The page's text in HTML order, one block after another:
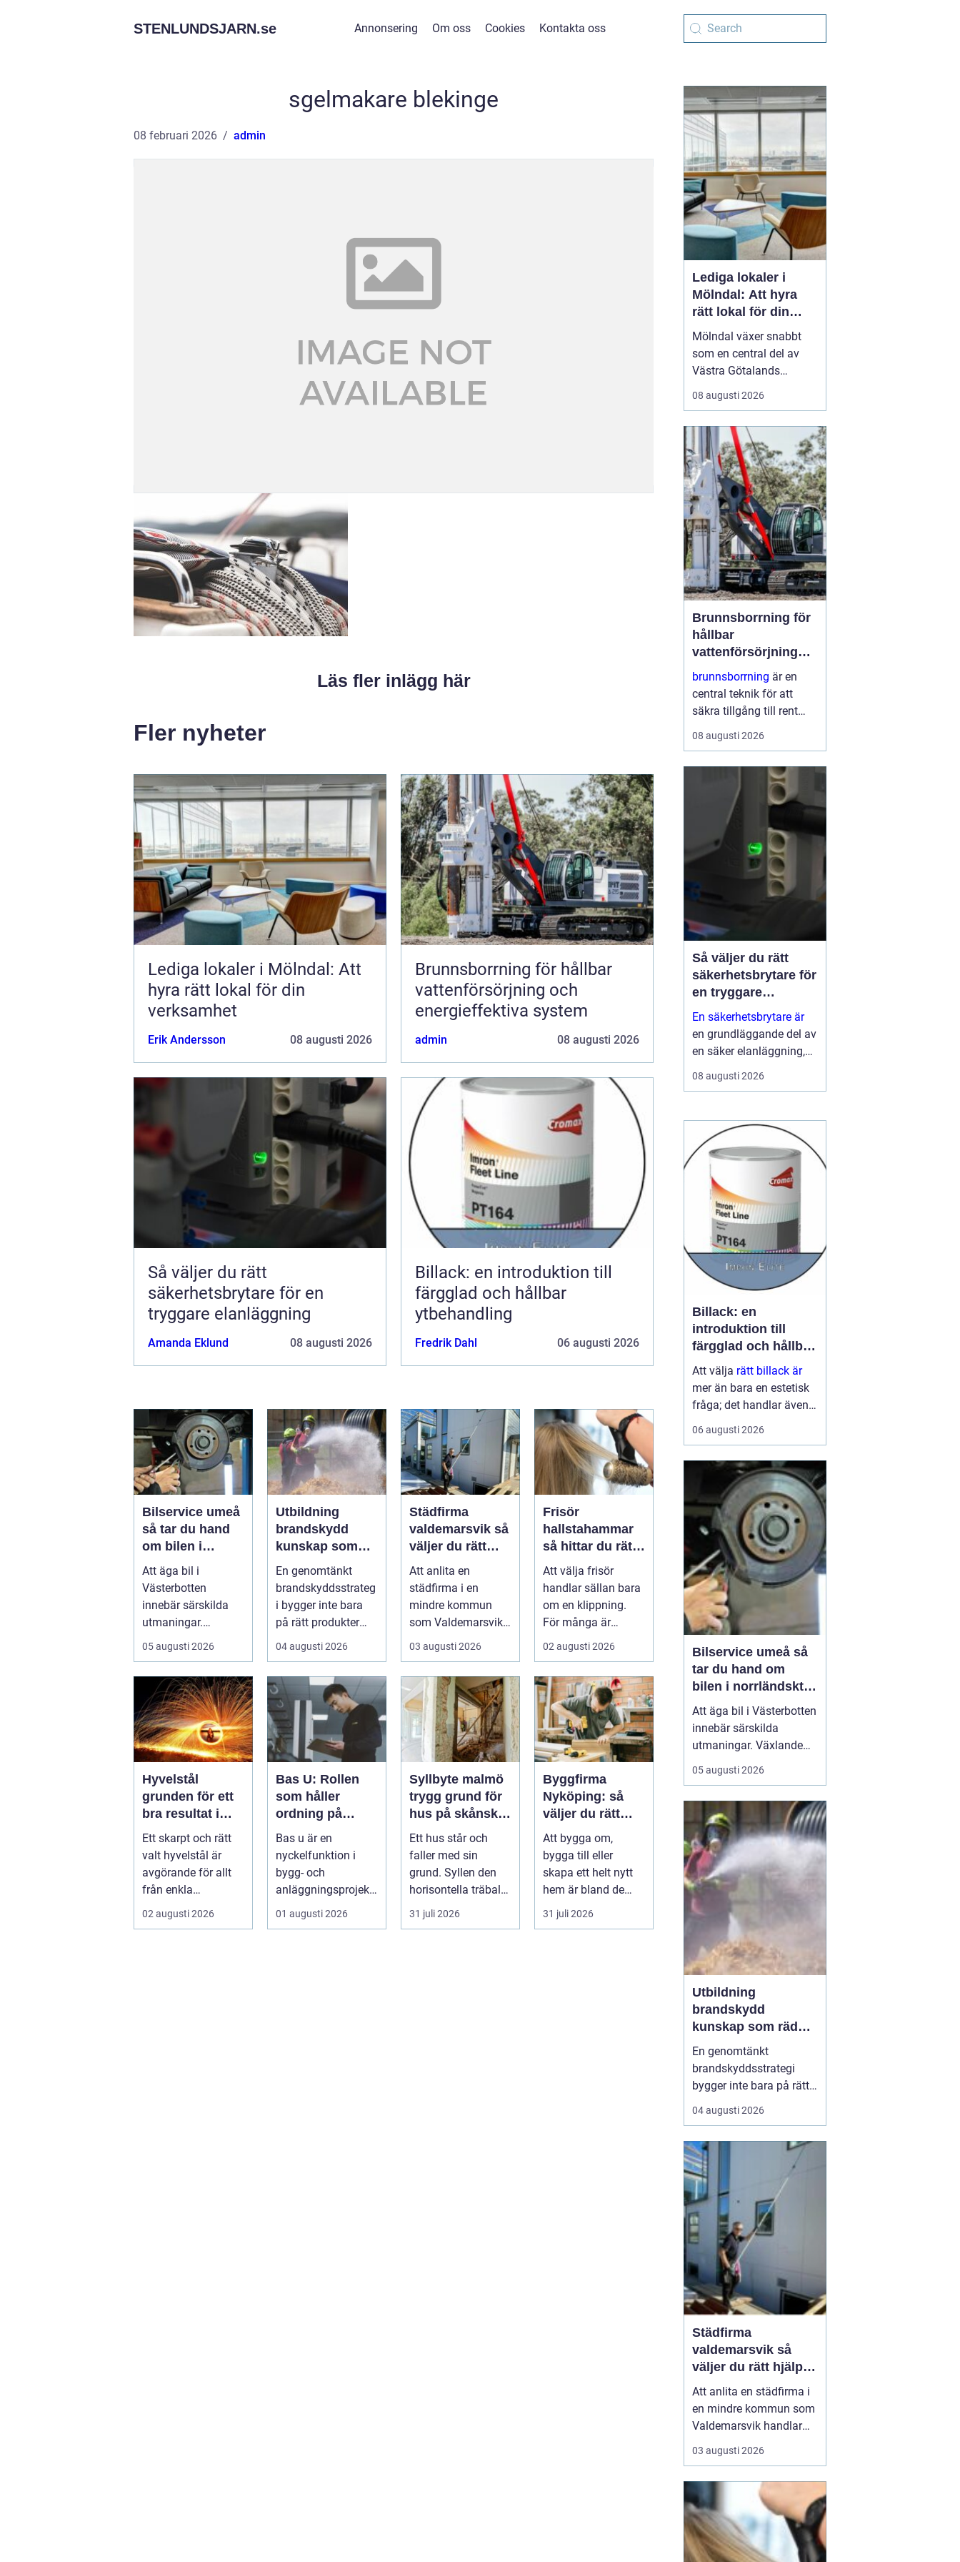
STENLUNDSJARN.se Annonsering Om oss Cookies Kontakta oss
sgelmakare blekinge
08 februari 2026 admin
Läs fler inlägg här
Fler nyheter
Lediga lokaler i Mölndal: Att
hyra rätt lokal för din
verksamhet
Erik Andersson 08 augusti 2026
Brunnsborrning för hållbar
vattenförsörjning och
energieffektiva system
admin 08 augusti 2026
Så väljer du rätt
säkerhetsbrytare för en
tryggare elanläggning
Amanda Eklund 08 augusti 2026
Billack: en introduktion till
färgglad och hållbar
ytbehandling
Fredrik Dahl 06 augusti 2026
Bilservice umeå
så tar du hand
om bilen i
norrländskt
klimat
Att äga bil i
Västerbotten
innebär särskilda
utmaningar.
Växlande
temperaturer,
vägsalt, grus,
snösl...
05 augusti 2026
Utbildning
brandskydd
kunskap som
räddar liv och
skyddar
verksamheter
En genomtänkt
brandskyddsstrateg
i bygger inte bara
på rätt produkter
och installationer.
Den bygger ...
04 augusti 2026
Städfirma
valdemarsvik så
väljer du rätt
hjälp för hem
och företag
Att anlita en
städfirma i en
mindre kommun
som Valdemarsvik
handlar om mer än
bara rena golv och
dam...
03 augusti 2026
Frisör
hallstahammar
så hittar du rätt
salong för stil,
kvalitet och
känsla
Att välja frisör
handlar sällan bara
om en klippning.
För många är
besöket en paus i
vardagen, ett s...
02 augusti 2026
Hyvelstål
grunden för ett
bra resultat i
hyvling
Ett skarpt och rätt
valt hyvelstål är
avgörande för allt
från enkla
hobbyprojekt i
verkstaden till k...
02 augusti 2026
Bas U: Rollen
som håller
ordning på
arbetsmiljön i
byggprojekt
Bas u är en
nyckelfunktion i
bygg- och
anläggningsprojekt,
med ansvar för att
arbetsm...
01 augusti 2026
Syllbyte malmö
trygg grund för
hus på skånsk
mark
Ett hus står och
faller med sin
grund. Syllen den
horisontella träbalk
som bär upp
väggarna mot pla...
31 juli 2026
Byggfirma
Nyköping: så
väljer du rätt
partner för ditt
projekt
Att bygga om,
bygga till eller
skapa ett helt nytt
hem är bland de
största
investeringar m...
31 juli 2026
Lediga lokaler i
Mölndal: Att hyra
rätt lokal för din
verksamhet
Mölndal växer snabbt
som en central del av
Västra Götalands
expansiva ekonomiska
landskap. För företag
Mölndal en idealisk
plats, med närhet till
Göteborg och utmärkta
k...
08 augusti 2026
Brunnsborrning för
hållbar
vattenförsörjning
och energieffektiva
system
brunnsborrning är en
central teknik för att
säkra tillgång till rent
vatten och för att skapa
energieffektiva lösningar
att kombinera modern
borrteknik...
08 augusti 2026
Så väljer du rätt
säkerhetsbrytare för
en tryggare
elanläggning
En säkerhetsbrytare är
en grundläggande del av
en säker elanläggning,
både i industrin och i
fastigheter. Den ser till
snabbt, tydligt och ...
08 augusti 2026
Billack: en
introduktion till
färgglad och hållbar
ytbehandling
Att välja rätt billack är
mer än bara en estetisk
fråga; det handlar även
om funktion och
hållbarhet. Bilens lack är
skyddar karos...
06 augusti 2026
Bilservice umeå så
tar du hand om
bilen i norrländskt
klimat
Att äga bil i Västerbotten
innebär särskilda
utmaningar. Växlande
temperaturer, vägsalt,
grus, snöslask och långa
både lack, underrede och
teknik. Många bilägare
söker därför
05 augusti 2026
Utbildning
brandskydd
kunskap som räddar
liv och skyddar
verksamheter
En genomtänkt
brandskyddsstrategi
bygger inte bara på rätt
produkter och
installationer. Den
människor som vet vad
de gör. När ansvariga i
bygg- och
fastighetsbranschen får
rätt kunskap om
brandskydd minskar
risken för fel som ...
04 augusti 2026
Städfirma
valdemarsvik så
väljer du rätt hjälp
för hem och företag
Att anlita en städfirma i
en mindre kommun som
Valdemarsvik handlar
om mer än bara rena
golv och dammfria
familjer och företag är
städningen en pusselbit
som avgör hur vardagen
fungerar. En bra
03 augusti 2026